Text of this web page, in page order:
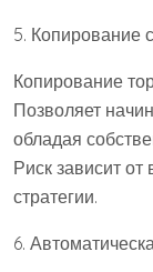
5. Копирование
Копирование
Позволяет
обладая
Риск зависит от
стратегии.
6.